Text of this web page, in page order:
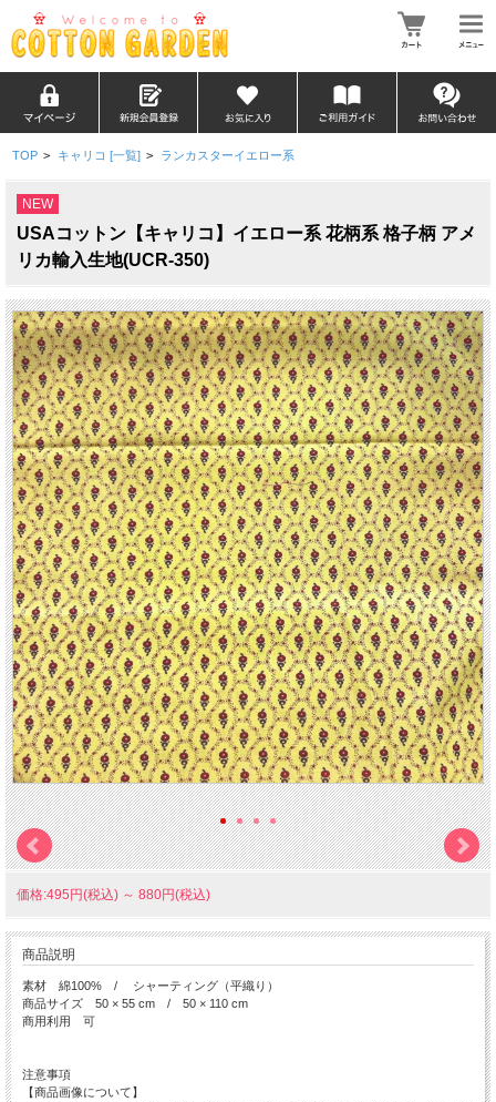
TOP > キャリコ [一覧] > ランカスターイエロー系
NEW
USAコットン【キャリコ】イエロー系 花柄系 格子柄 アメ
リカ輸入生地(UCR-350)
価格:495円(税込) ～ 880円(税込)
商品説明
素材 綿100% / シャーティング（平織り）
商品サイズ 50 × 55 cm / 50 × 110 cm
商用利用 可
注意事項
【商品画像について】